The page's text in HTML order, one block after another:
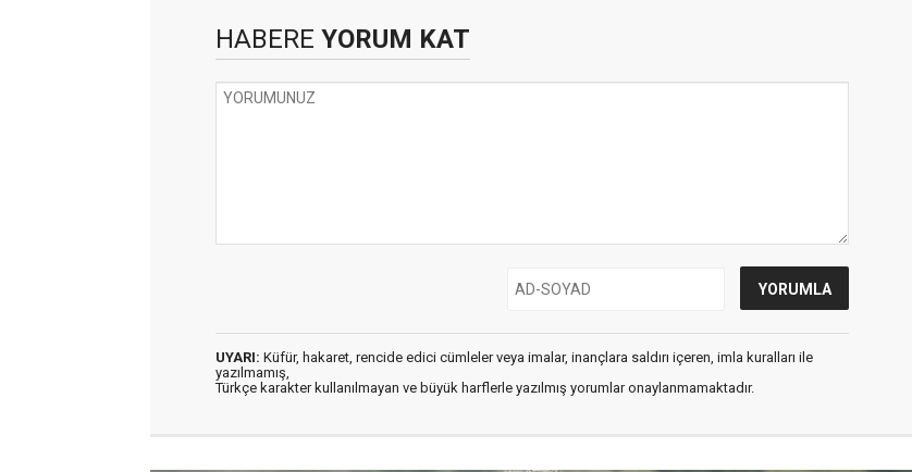
HABERE YORUM KAT
UYARI: Küfür, hakaret, rencide edici cümleler veya imalar, inançlara saldırı içeren, imla kuralları ile
yazılmamış,
Türkçe karakter kullanılmayan ve büyük harflerle yazılmış yorumlar onaylanmamaktadır.